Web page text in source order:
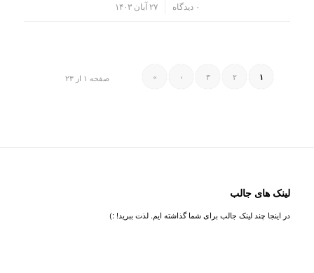
۰ دیدگاه ۲۷ آبان ۱۴۰۳
صفحه ۱ از ۲۳ ۱ ۲ ۳ ›
»
لینک های جالب
در اینجا چند لینک جالب برای شما گذاشته ایم. لذت ببرید! :)